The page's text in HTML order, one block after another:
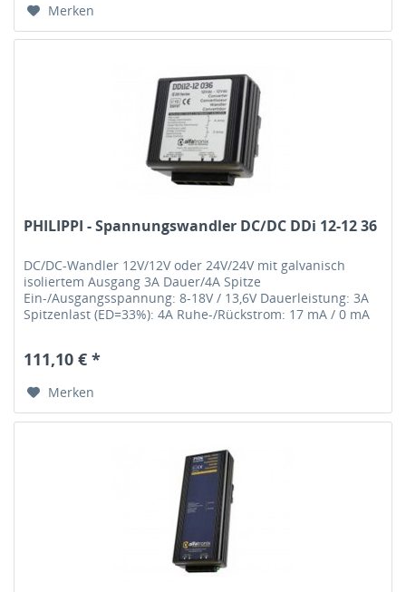
Merken
PHILIPPI - Spannungswandler DC/DC DDi 12-12 36
DC/DC-Wandler 12V/12V oder 24V/24V mit galvanisch
isoliertem Ausgang 3A Dauer/4A Spitze
Ein-/Ausgangsspannung: 8-18V / 13,6V Dauerleistung: 3A
Spitzenlast (ED=33%): 4A Ruhe-/Rückstrom: 17 mA / 0 mA
111,10 € *
Merken